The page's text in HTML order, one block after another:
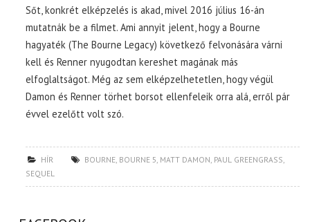
Sőt, konkrét elképzelés is akad, mivel 2016 július 16-án
mutatnák be a filmet. Ami annyit jelent, hogy a Bourne
hagyaték (The Bourne Legacy) következő felvonására várni
kell és Renner nyugodtan kereshet magának más
elfoglaltságot. Még az sem elképzelhetetlen, hogy végül
Damon és Renner törhet borsot ellenfeleik orra alá, erről pár
évvel ezelőtt volt szó.
HÍR BOURNE BOURNE 5 MATT DAMON PAUL GREENGRASS
SEQUEL